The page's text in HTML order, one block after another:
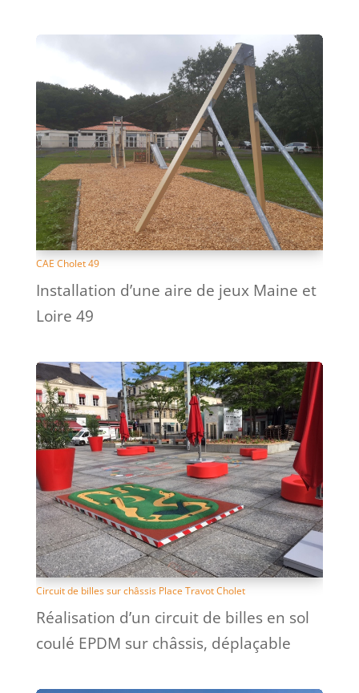
CAE Cholet 49
Installation d’une aire de jeux Maine et
Loire 49
Circuit de billes sur châssis Place Travot Cholet
Réalisation d’un circuit de billes en sol
coulé EPDM sur châssis, déplaçable